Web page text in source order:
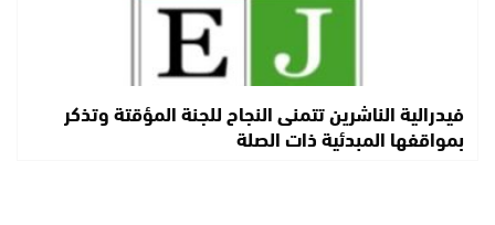
فيدرالية الناشرين تتمنى النجاح للجنة المؤقتة وتذكر
بمواقفها المبدئية ذات الصلة